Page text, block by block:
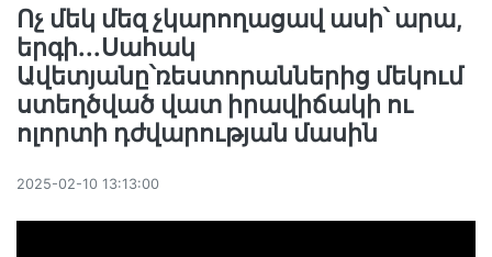
Ոչ մեկ մեզ չկարողացավ ասի՝ արա,
երգի...Սահակ
Ավետյանը՝ռեստորաններից մեկում
ստեղծված վատ իրավիճակի ու
ոլորտի դժվարության մասին
2025-02-10 13:13:00